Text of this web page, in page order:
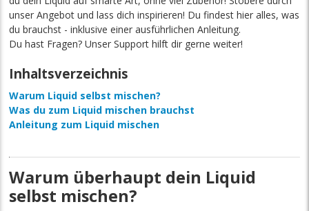
unser Angebot und lass dich inspirieren! Du findest hier alles, was
du brauchst - inklusive einer ausführlichen Anleitung.
Du hast Fragen? Unser Support hilft dir gerne weiter!
Inhaltsverzeichnis
Warum Liquid selbst mischen?
Was du zum Liquid mischen brauchst
Anleitung zum Liquid mischen
Warum überhaupt dein Liquid
selbst mischen?